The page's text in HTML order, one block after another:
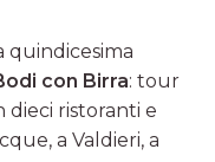
quindicesima
con Birra: tour
ristoranti e
a Valdieri, a